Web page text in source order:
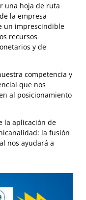
una hoja de ruta
la empresa
un imprescindible
recursos
y de
competencia y
que nos
al posicionamiento
la aplicación de
la fusión
nos ayudará a